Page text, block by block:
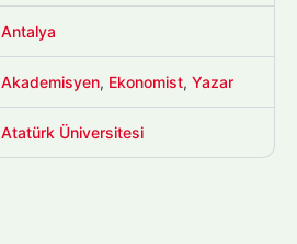
Antalya
Akademisyen, Ekonomist, Yazar
Atatürk Üniversitesi